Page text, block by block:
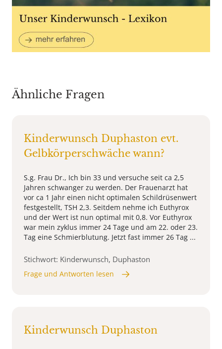
Ähnliche Fragen
Kinderwunsch Duphaston evt.
Gelbkörperschwäche wann?
S.g. Frau Dr., Ich bin 33 und versuche seit ca 2,5
Jahren schwanger zu werden. Der Frauenarzt hat
vor ca 1 Jahr einen nicht optimalen Schildrüsenwert
festgestellt, TSH 2,3. Seitdem nehme ich Euthyrox
und der Wert ist nun optimal mit 0,8. Vor Euthyrox
war mein zyklus immer 24 Tage und am 22. oder 23.
Tag eine Schmierblutung. Jetzt fast immer 26 Tag ...
Stichwort: Kinderwunsch, Duphaston
Frage und Antworten lesen
Kinderwunsch Duphaston